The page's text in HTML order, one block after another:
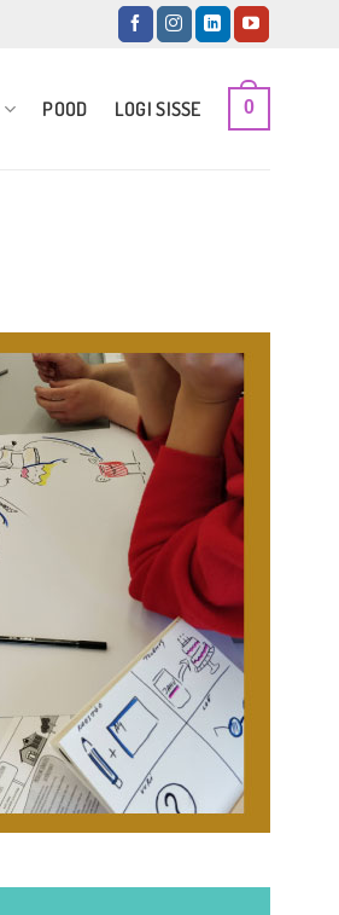
POOD LOGI SISSE 0